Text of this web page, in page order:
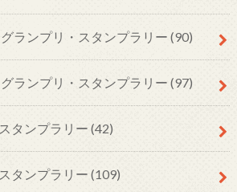
ランプリ・スタンプラリー (90)
ランプリ・スタンプラリー (97)
タンプラリー (42)
タンプラリー (109)